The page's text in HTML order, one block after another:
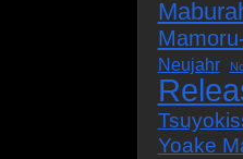
Neujahr
Yoake